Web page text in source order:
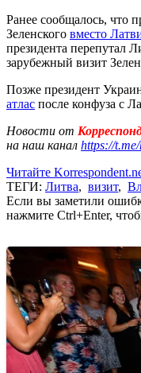
Ранее сообщалось, что
Зеленского вместо
президента перепутал
зарубежный визит
Позже президент
атлас после конфуза с
Новости от
на наш канал https://
Читайте
ТЕГИ: Литва, визит,
Если вы заметили
нажмите Ctrl+Enter,